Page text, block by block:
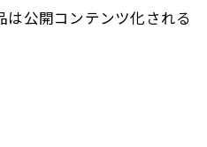
は公開コンテンツ化される